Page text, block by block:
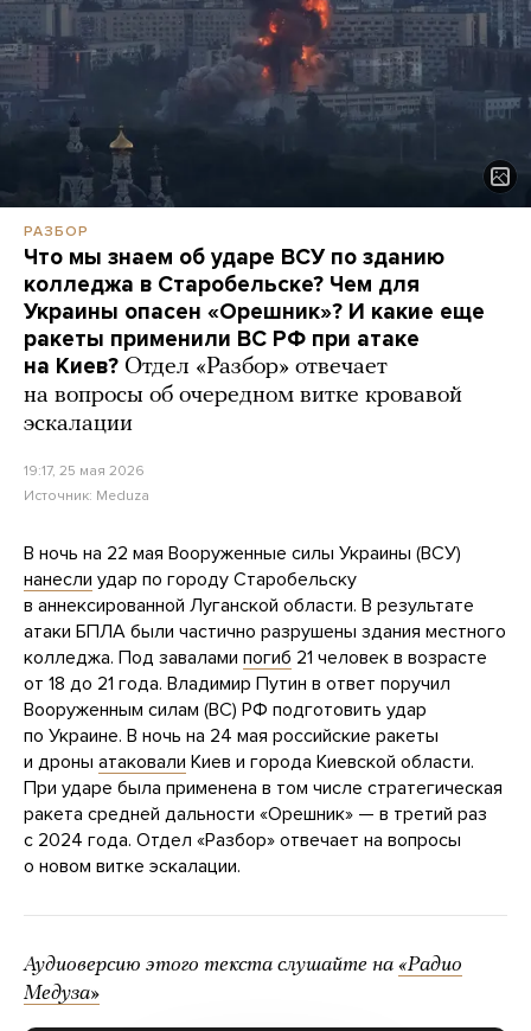
РАЗБОР
Что мы знаем об ударе ВСУ по зданию
колледжа в Старобельске? Чем для
Украины опасен «Орешник»? И какие еще
ракеты применили ВС РФ при атаке
на Киев? Отдел «Разбор» отвечает
на вопросы об очередном витке кровавой
эскалации
19:17, 25 мая 2026
Источник: Meduza
В ночь на 22 мая Вооруженные силы Украины (ВСУ)
нанесли удар по городу Старобельску
в аннексированной Луганской области. В результате
атаки БПЛА были частично разрушены здания местного
колледжа. Под завалами погиб 21 человек в возрасте
от 18 до 21 года. Владимир Путин в ответ поручил
Вооруженным силам (ВС) РФ подготовить удар
по Украине. В ночь на 24 мая российские ракеты
и дроны атаковали Киев и города Киевской области.
При ударе была применена в том числе стратегическая
ракета средней дальности «Орешник» — в третий раз
с 2024 года. Отдел «Разбор» отвечает на вопросы
о новом витке эскалации.
Аудиоверсию этого текста слушайте на «Радио
Медуза»